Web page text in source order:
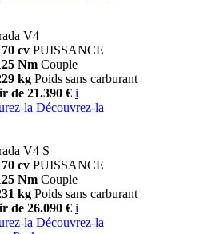
V4
cv PUISSANCE
Nm Couple
kg Poids sans carburant
de 21.390 € i
la Découvrez-la
V4 S
cv PUISSANCE
Nm Couple
kg Poids sans carburant
de 26.090 € i
la Découvrez-la